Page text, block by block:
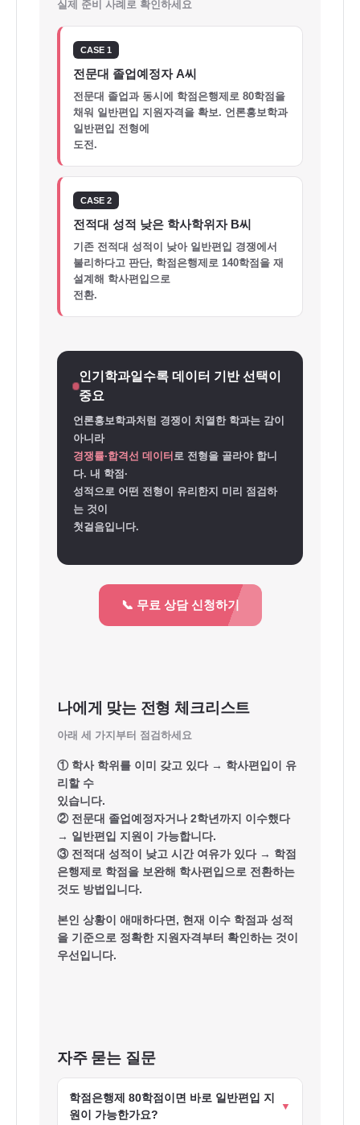
실제 준비 사례로 확인하세요
CASE 1
전문대 졸업예정자 A씨
전문대 졸업과 동시에 학점은행제로 80학점을
채워 일반편입 지원자격을 확보. 언론홍보학과
일반편입 전형에
도전.
CASE 2
전적대 성적 낮은 학사학위자 B씨
기존 전적대 성적이 낮아 일반편입 경쟁에서
불리하다고 판단, 학점은행제로 140학점을 재
설계해 학사편입으로
전환.
인기학과일수록 데이터 기반 선택이
중요
언론홍보학과처럼 경쟁이 치열한 학과는 감이
아니라
경쟁률·합격선 데이터 로 전형을 골라야 합니
다. 내 학점·
성적으로 어떤 전형이 유리한지 미리 점검하
는 것이
첫걸음입니다.
📞 무료 상담 신청하기
나에게 맞는 전형 체크리스트
아래 세 가지부터 점검하세요
① 학사 학위를 이미 갖고 있다 → 학사편입이 유
리할 수
있습니다.
② 전문대 졸업예정자거나 2학년까지 이수했다
→ 일반편입 지원이 가능합니다.
③ 전적대 성적이 낮고 시간 여유가 있다 → 학점
은행제로 학점을 보완해 학사편입으로 전환하는
것도 방법입니다.
본인 상황이 애매하다면, 현재 이수 학점과 성적
을 기준으로 정확한 지원자격부터 확인하는 것이
우선입니다.
자주 묻는 질문
언
학점은행제 80학점이면 바로 일반편입 지
원이 가능한가요?
▼